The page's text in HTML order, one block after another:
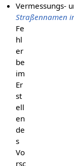
Vermessungs-
Straßennamen
Fe
hl
er
be
im
Er
st
ell
en
de
s
Vo
rsc